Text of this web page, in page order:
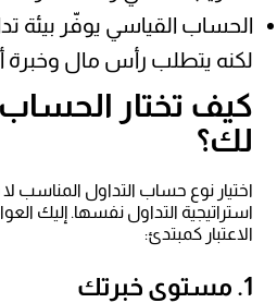
الحساب القياسي يوفّر بيئة
لكنه يتطلب رأس مال وخبرة
كيف تختار
لك؟
اختيار نوع حساب التداول المناسب
استراتيجية التداول نفسها. إليك
الاعتبار كمبتدئ:
1. مستوى خبرتك